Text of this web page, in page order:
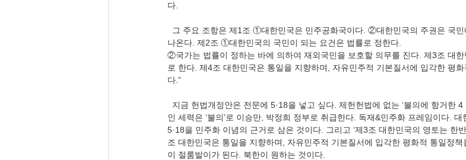
다.
나온다. 제2조 ①대한민국의 국민이 되는 요건은 법률로 정한다.
②국가는 법률이 정하는 바에 의하여 재외국민을 보호할 의무를 진다. 제3조 대
로 한다. 제4조 대한민국은 통일을 지향하며, 자유민주적 기본질서에 입각한 평
다.”
인 세력은 ‘불의’로 이승만, 박정희 정부로 취급한다. 독재&민주화 프레임이다.
5·18을 민주화 이념의 근거로 삼은 것이다. 그리고 ‘제3조 대한민국의 영토는 한
조 대한민국은 통일을 지향하며, 자유민주적 기본질서에 입각한 평화적 통일정
이 절룸발이가 된다. 북한이 원하는 것이다.